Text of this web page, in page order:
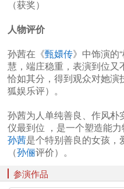
（获奖）
人物评价
孙茜在《甄嬛传》中饰演的
慧，端庄稳重，表演到位又
恰如其分，得到观众对她演
狐娱乐评）。
孙茜为人单纯善良、作风
仪最到位 ，是一个塑造能
孙茜是个特别善良的女孩，
（孙俪评价）。
参演作品